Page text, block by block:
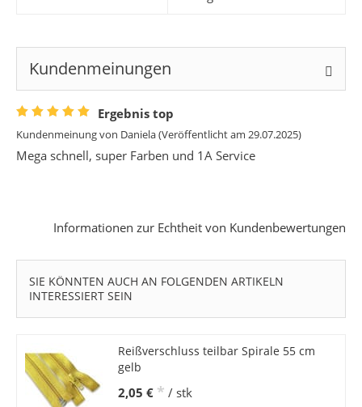
Kundenmeinungen
Ergebnis top
Kundenmeinung von Daniela(Veröffentlicht am 29.07.2025)
Mega schnell, super Farben und 1A Service
Informationen zur Echtheit von Kundenbewertungen
SIE KÖNNTEN AUCH AN FOLGENDEN ARTIKELN
INTERESSIERT SEIN
Reißverschluss teilbar Spirale 55 cm
gelb
2,05 € * / stk